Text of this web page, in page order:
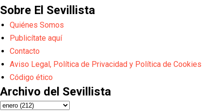
Sobre El Sevillista
Quiénes Somos
Publicítate aquí
Contacto
Aviso Legal, Política de Privacidad y Política de Cookies
Código ético
Archivo del Sevillista